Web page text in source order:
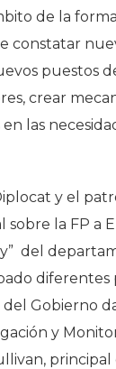
de la
constatar
puestos
crear
las
y el
la FP a
del
Gobierno
y